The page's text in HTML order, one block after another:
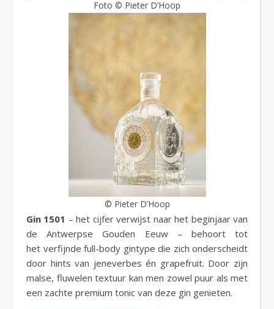
Foto © Pieter D’Hoop
© Pieter D’Hoop
Gin 1501 – het cijfer verwijst naar het beginjaar van
de Antwerpse Gouden Eeuw – behoort tot
het verfijnde full-body gintype die zich onderscheidt
door hints van jeneverbes én grapefruit. Door zijn
malse, fluwelen textuur kan men zowel puur als met
een zachte premium tonic van deze gin genieten.